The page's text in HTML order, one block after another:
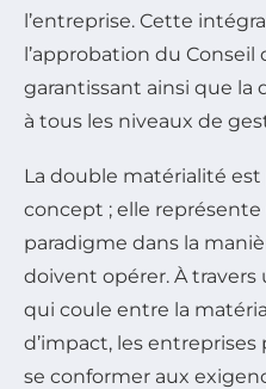
l’entreprise. Cette
l’approbation du Conseil
garantissant ainsi que la
à tous les niveaux de
La double matérialité est
concept ; elle
paradigme dans la
doivent opérer. À
qui coule entre la
d’impact, les
se conformer aux